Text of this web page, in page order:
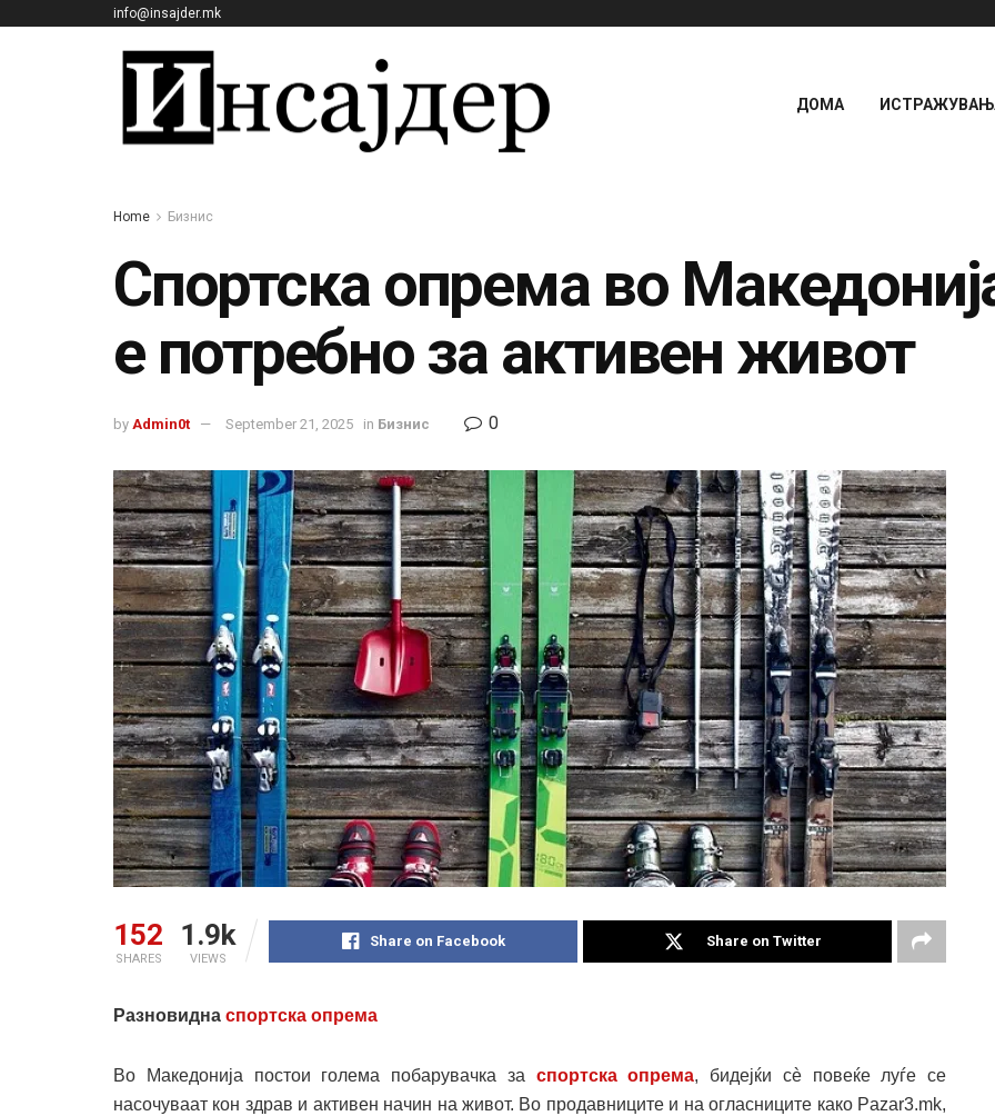
info@insajder.mk
ДОМА
Home Бизнис
Спортска опрема во
е потребно за активен живот
by Admin0t September 21, 2025 in Бизнис 0
152
SHARES
1.9k
VIEWS
Share on Facebook Share on Twitter
Разновидна спортска опрема
Во Македонија постои голема побарувачка за спортска опрема, бидејќи сè повеќе луѓе се
насочуваат кон здрав и активен начин на живот. Во продавниците и на огласниците како Pazar3.mk,